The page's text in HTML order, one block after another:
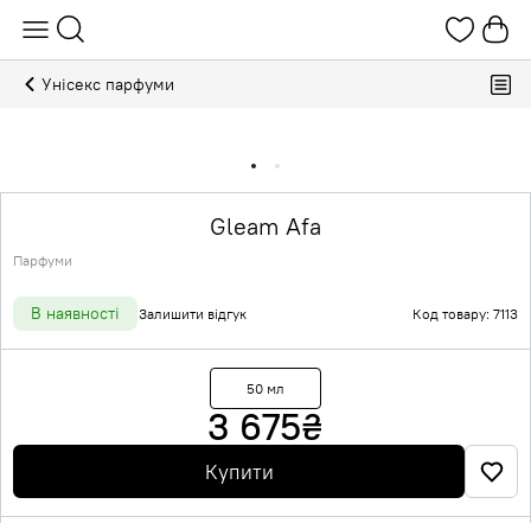
Унісекс парфуми
Gleam Afa
Парфуми
В наявності Залишити відгук Код товару: 7113
50 мл
3 675₴
Купити